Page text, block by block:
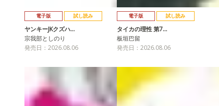
電子版 試し読み
ヤンキーJKクズハ…
宗我部としのり
発売日：2026.08.06
電子版 試し読み
タイカの理性 第7…
板垣巴留
発売日：2026.08.06